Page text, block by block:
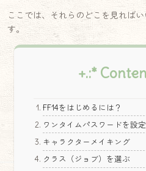
ここでは、それらのどこを見れば
す。
+.:*
FF14をはじめるには？
ワンタイムパスワードを設
キャラクターメイキング
クラス（ジョブ）を選ぶ